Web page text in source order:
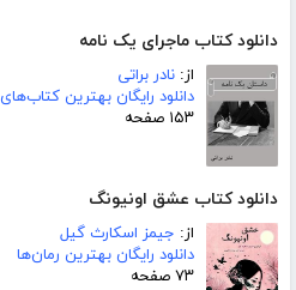
دانلود کتاب ماجرای یک نامه
از: نادر براتی
دانلود رایگان بهترین
۱۵۳ صفحه
دانلود کتاب عشق اونیونگ
از: جیمز اسکارث گیل
دانلود رایگان بهترین رمان‌ها
۷۳ صفحه